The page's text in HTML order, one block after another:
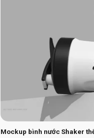
Mockup bình nước Shaker